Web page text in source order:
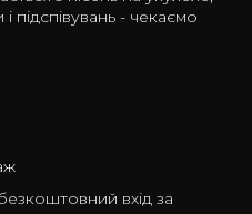
підспівувань - чекаємо
вхід за